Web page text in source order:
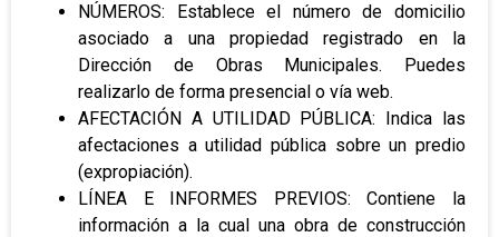
NÚMEROS: Establece el número de domicilio
asociado a una propiedad registrado en la
Dirección de Obras Municipales. Puedes
realizarlo de forma presencial o vía web.
AFECTACIÓN A UTILIDAD PÚBLICA: Indica las
afectaciones a utilidad pública sobre un predio
(expropiación).
LÍNEA E INFORMES PREVIOS: Contiene la
información a la cual una obra de construcción